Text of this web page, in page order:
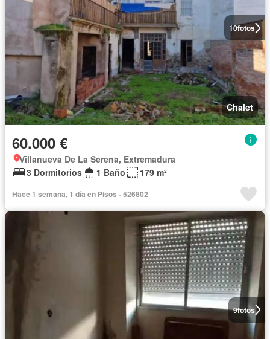
10fotos
Chalet
60.000 €
Villanueva De La Serena, Extremadura
3 Dormitorios
1 Baño 179 m²
Hace 1 semana, 1 día en Pisos - 526802
9fotos